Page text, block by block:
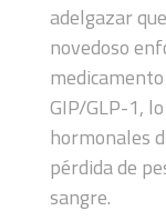
adelgazar
novedoso
GIP/GLP-1,
hormonales
pérdida de
sangre.